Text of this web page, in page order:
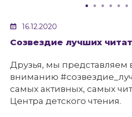
16.12.2020
Созвездие лучших
Друзья, мы представляем
вниманию
самых активных, самых
Центра детского чтения.